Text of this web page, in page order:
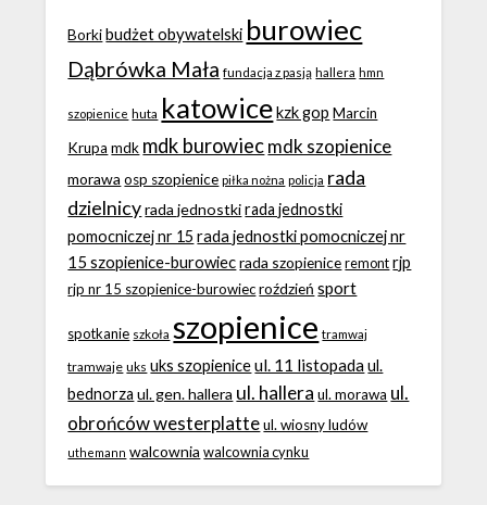
Borki budżet obywatelski burowiec
Dąbrówka Mała fundacja z pasją hallera hmn
szopienice huta katowice kzk gop Marcin
Krupa mdk mdk burowiecmdk szopienice
morawa osp szopienice piłka nożna policja rada
dzielnicy rada jednostki rada jednostki
pomocniczej nr 15 rada jednostki pomocniczej nr
15 szopienice-burowiec rada szopienice remont rjp
rjp nr 15 szopienice-burowiec roździeń sport
spotkanie szkoła szopienice tramwaj
tramwaje uks uks szopienice ul. 11 listopada ul.
bednorza ul. gen. hallera ul. hallera ul. morawa ul.
obrońców westerplatte ul. wiosny ludów
uthemann walcownia walcownia cynku